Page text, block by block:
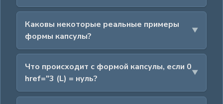
Каковы некоторые реальные примеры
формы капсулы?
Что происходит с формой капсулы, если 0
href="3 (L) = нуль?